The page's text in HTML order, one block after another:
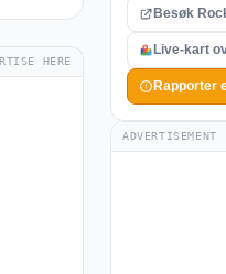
HERE
Besøk
Live-kart
Rapporter
ADVERTISEMENT